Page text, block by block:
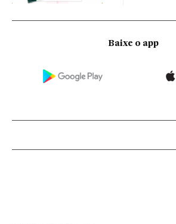
Baixe o app